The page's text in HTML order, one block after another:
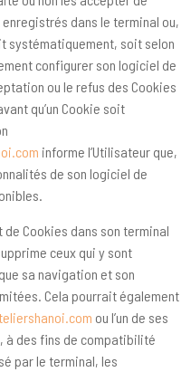
dans le terminal ou,
systématiquement, soit selon
configurer son logiciel de
ou le refus des Cookies
qu’un Cookie soit
informe l’Utilisateur que,
de son logiciel de
de Cookies dans son terminal
ceux qui y sont
sa navigation et son
Cela pourrait également
ou l’un de ses
à des fins de compatibilité
par le terminal, les